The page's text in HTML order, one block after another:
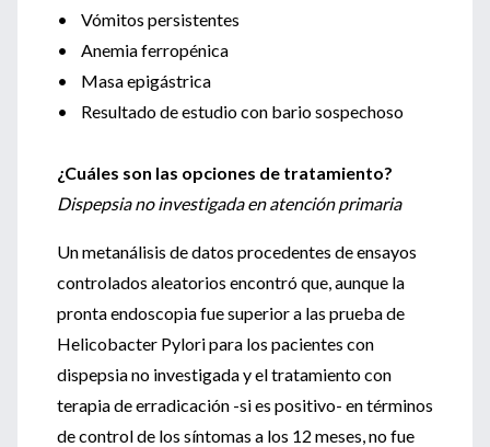
• Vómitos persistentes
• Anemia ferropénica
• Masa epigástrica
• Resultado de estudio con bario sospechoso
¿Cuáles son las opciones de tratamiento?
Dispepsia no investigada en atención primaria
Un metanálisis de datos procedentes de ensayos
controlados aleatorios encontró que, aunque la
pronta endoscopia fue superior a las prueba de
Helicobacter Pylori para los pacientes con
dispepsia no investigada y el tratamiento con
terapia de erradicación -si es positivo- en términos
de control de los síntomas a los 12 meses, no fue